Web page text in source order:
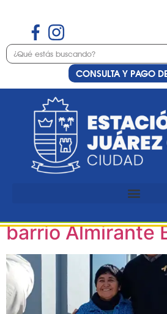
CONSULTA Y PAGO
Etiqueta:
Estación Juárez
celebró la
barrio Almirante